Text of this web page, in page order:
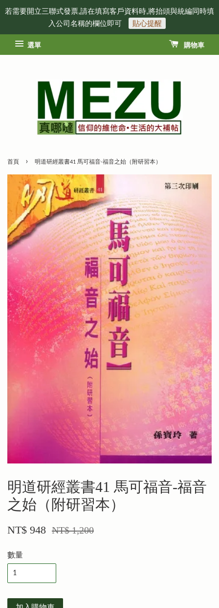
若需要開立三聯式發票,請在填寫客戶資料時,將抬頭與統編同時填
入公司名稱的欄位即可
貼心提醒
選單 購物車
首頁 › 明道研經叢書41 馬可福音-福音之始（附研習本）
明道研經叢書41 馬可福音-福音
之始（附研習本）
NT$ 948 NT$ 1,200
數量